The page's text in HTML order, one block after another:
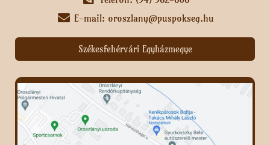
E-mail: oroszlany@puspokseg.hu
Székesfehérvári Egyházmegye